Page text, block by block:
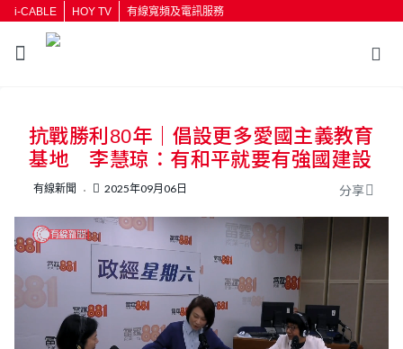
i-CABLE HOY TV 有線寬頻及電訊服務
按輸入鍵開始搜尋
抗戰勝利80年｜倡設更多愛國主義教育
基地 李慧琼：有和平就要有強國建設
有線新聞 2025年09月06日 分享